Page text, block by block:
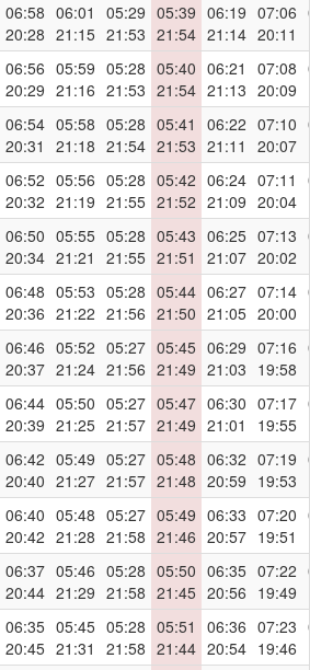
06:58
20:28
06:01
21:15
05:29
21:53
05:39
21:54
06:19
21:14
07:06
20:11
06:56
20:29
05:59
21:16
05:28
21:53
05:40
21:54
06:21
21:13
07:08
20:09
06:54
20:31
05:58
21:18
05:28
21:54
05:41
21:53
06:22
21:11
07:10
20:07
06:52
20:32
05:56
21:19
05:28
21:55
05:42
21:52
06:24
21:09
07:11
20:04
06:50
20:34
05:55
21:21
05:28
21:55
05:43
21:51
06:25
21:07
07:13
20:02
06:48
20:36
05:53
21:22
05:28
21:56
05:44
21:50
06:27
21:05
07:14
20:00
06:46
20:37
05:52
21:24
05:27
21:56
05:45
21:49
06:29
21:03
07:16
19:58
06:44
20:39
05:50
21:25
05:27
21:57
05:47
21:49
06:30
21:01
07:17
19:55
06:42
20:40
05:49
21:27
05:27
21:57
05:48
21:48
06:32
20:59
07:19
19:53
06:40
20:42
05:48
21:28
05:27
21:58
05:49
21:46
06:33
20:57
07:20
19:51
06:37
20:44
05:46
21:29
05:28
21:58
05:50
21:45
06:35
20:56
07:22
19:49
06:35
20:45
05:45
21:31
05:28
21:58
05:51
21:44
06:36
20:54
07:23
19:46